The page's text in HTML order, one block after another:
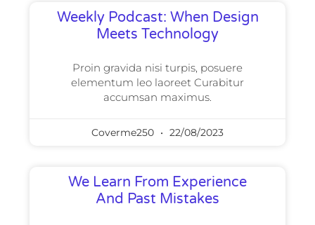
Weekly Podcast: When Design
Meets Technology
Proin gravida nisi turpis, posuere
elementum leo laoreet Curabitur
accumsan maximus.
Coverme250 22/08/2023
We Learn From Experience
And Past Mistakes